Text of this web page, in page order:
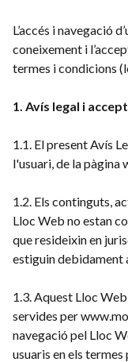
L’accés i navegació
coneixement i
termes i condicions
1. Avís legal i
1.1. El present Avís
l'usuari, de la pàgina
1.2. Els continguts,
Lloc Web no estan
que resideixin en
estiguin debidament
1.3. Aquest Lloc
servides per
navegació pel Lloc
usuaris en els